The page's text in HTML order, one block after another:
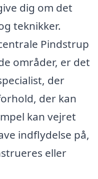
dig om det
teknikker.
Pindstrup
områder, er det
der
der kan
kan vejret
indflydelse på,
eller